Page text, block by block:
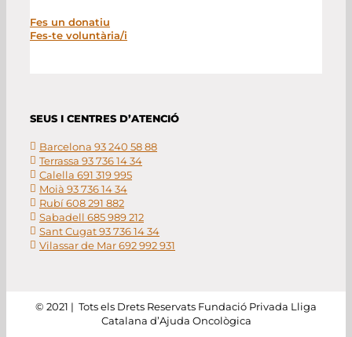
Fes un donatiu
Fes-te voluntària/i
SEUS I CENTRES D’ATENCIÓ
Barcelona 93 240 58 88
Terrassa 93 736 14 34
Calella 691 319 995
Moià 93 736 14 34
Rubí 608 291 882
Sabadell 685 989 212
Sant Cugat 93 736 14 34
Vilassar de Mar 692 992 931
© 2021 | Tots els Drets Reservats Fundació Privada Lliga
Catalana d’Ajuda Oncològica